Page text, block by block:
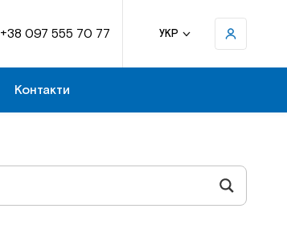
+38 097 555 70 77 УКР
Контакти